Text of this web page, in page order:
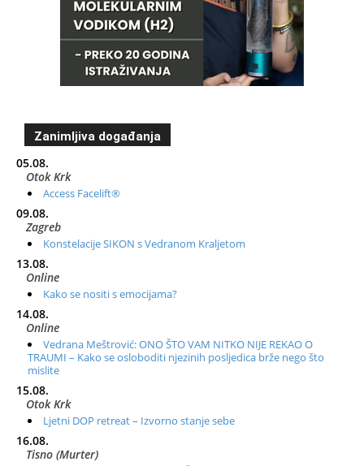
Zanimljiva događanja
05.08.
Otok Krk
Access Facelift®
09.08.
Zagreb
Konstelacije SIKON s Vedranom Kraljetom
13.08.
Online
Kako se nositi s emocijama?
14.08.
Online
Vedrana Meštrović: ONO ŠTO VAM NITKO NIJE REKAO O
TRAUMI – Kako se osloboditi njezinih posljedica brže nego što
mislite
15.08.
Otok Krk
Ljetni DOP retreat – Izvorno stanje sebe
16.08.
Tisno (Murter)